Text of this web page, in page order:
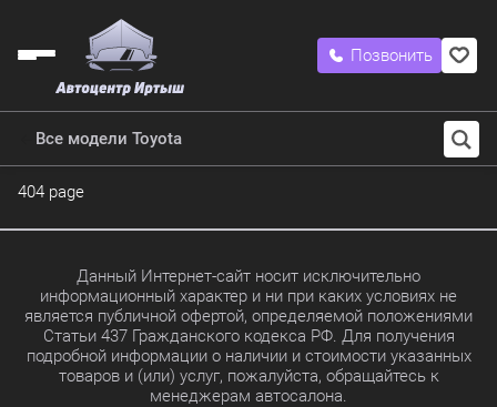
Позвонить
Все модели Toyota
404 page
Данный Интернет-сайт носит исключительно
информационный характер и ни при каких условиях не
является публичной офертой, определяемой положениями
Статьи 437 Гражданского кодекса РФ. Для получения
подробной информации о наличии и стоимости указанных
товаров и (или) услуг, пожалуйста, обращайтесь к
менеджерам автосалона.